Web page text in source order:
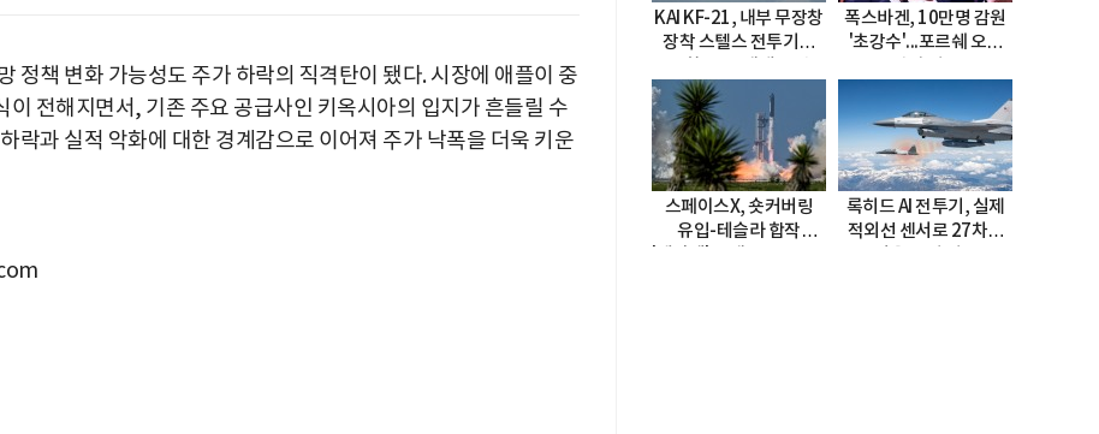
정책 변화 가능성도 주가 하락의 직격탄이 됐다. 시장에 애플이 중
전해지면서, 기존 주요 공급사인 키옥시아의 입지가 흔들릴 수
락과 실적 악화에 대한 경계감으로 이어져 주가 낙폭을 더욱 키운
KAI KF-21, 내부 무장창
장착 스텔스 전투기로
폭스바겐, 10만명 감원
'초강수'...포르쉐 오너
스페이스X, 숏커버링
유입-테슬라 합작
록히드 AI 전투기, 실제
적외선 센서로 27차례